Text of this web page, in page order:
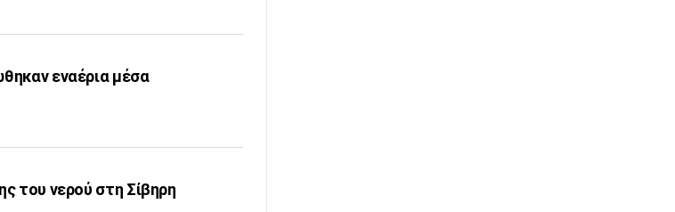
εναέρια μέσα
του νερού στη Σίβηρη